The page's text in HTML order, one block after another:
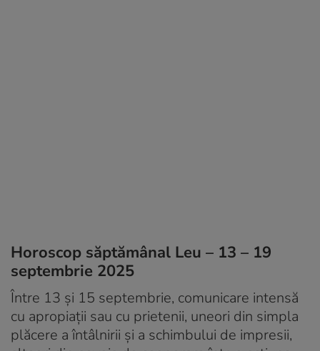
Horoscop săptămânal Leu – 13 – 19
septembrie 2025
Între 13 și 15 septembrie, comunicare intensă
cu apropiații sau cu prietenii, uneori din simpla
plăcere a întâlnirii și a schimbului de impresii,